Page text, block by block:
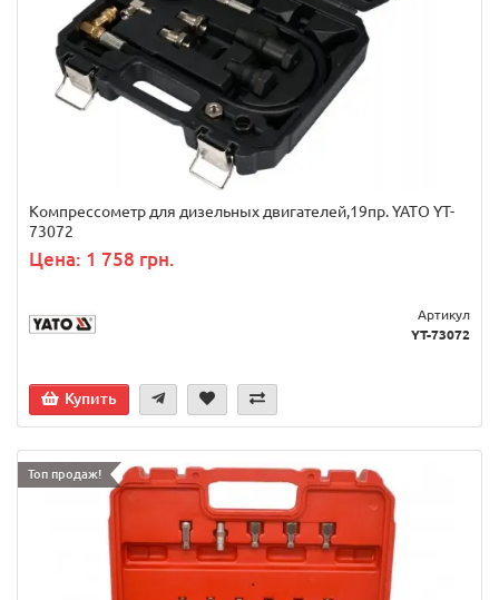
Компрессометр для дизельных двигателей,19пр. YATO YT-
73072
Цена: 1 758 грн.
Артикул
YT-73072
Купить
Топ продаж!